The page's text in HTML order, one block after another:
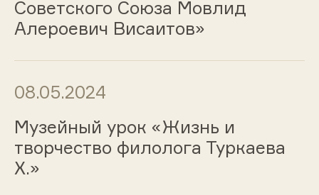
Советского Союза Мовлид
Алероевич Висаитов»
08.05.2024
Музейный урок «Жизнь и
творчество филолога Туркаева
Х.»